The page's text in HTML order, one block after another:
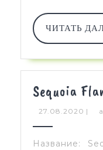
ЧИТАТЬ
Sequoia
27.08.2020 |
Название: